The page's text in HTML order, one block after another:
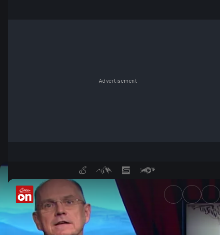
Advertisement
18.Jänner - der satirische